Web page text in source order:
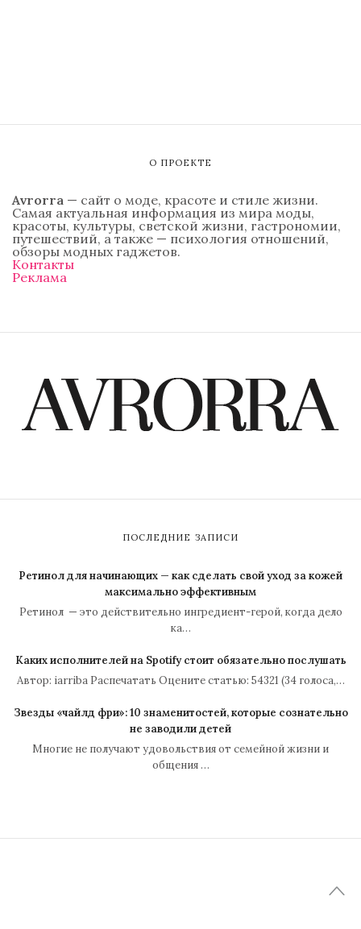
О ПРОЕКТЕ
Avrorra — сайт о моде, красоте и стиле жизни.
Самая актуальная информация из мира моды,
красоты, культуры, светской жизни, гастрономии,
путешествий, а также — психология отношений,
обзоры модных гаджетов.
Контакты
Реклама
ПОСЛЕДНИЕ ЗАПИСИ
Ретинол для начинающих — как сделать свой уход за кожей
максимально эффективным
Ретинол — это действительно ингредиент-герой, когда дело
ка…
Каких исполнителей на Spotify стоит обязательно послушать
Автор: iarriba Распечатать Оцените статью: 54321 (34 голоса,…
Звезды «чайлд фри»: 10 знаменитостей, которые сознательно
не заводили детей
Многие не получают удовольствия от семейной жизни и
общения …